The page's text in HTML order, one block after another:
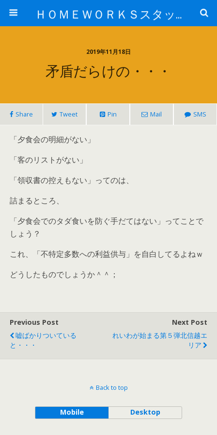
ＨＯＭＥＷＯＲＫＳスタッフ日記ブログ
2019年11月18日
矛盾だらけの・・・
Share Tweet Pin Mail SMS
「夕食会の明細がない」
「客のリストがない」
「領収書の控えもない」ってのは、
詰まるところ、
「夕食会でのタダ食いを防ぐ手だてはない」ってことで
しょう？
これ、「不特定多数への利益供与」を自白してるよねｗ
どうしたものでしょうか＾＾；
Previous Post
嘘ばかりついている
と・・・
Next Post
れいわが始まる第５弾北信越エ
リア
Back to top
Mobile Desktop